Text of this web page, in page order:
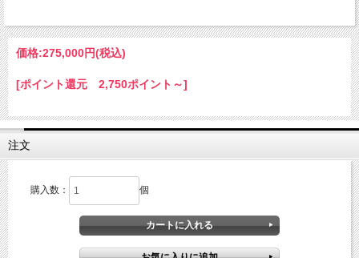
価格:275,000円(税込)
[ポイント還元 2,750ポイント～]
注文
購入数： 個